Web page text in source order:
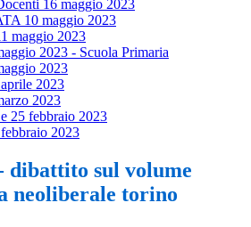
16 maggio 2023
10 maggio 2023
maggio 2023
2023 - Scuola Primaria
2023
2023
2023
25 febbraio 2023
2023
dibattito sul volume
neoliberale torino